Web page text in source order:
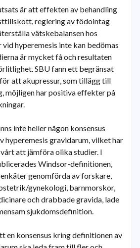
är att effekten av behandling
reglering av födointag
vätskebalansen hos
hyperemesis inte kan bedömas
är mycket få och resultaten
SBU fann ett begränsat
att akupressur, som tillägg till
möjligen har positiva effekter på
inte heller någon konsensus
hyperemesis gravidarum, vilket har
att jämföra olika studier. I
Windsor-definitionen,
genomförda av forskare,
gynekologi, barnmorskor,
och drabbade gravida, lade
sjukdomsdefinition.
en konsensus kring definitionen av